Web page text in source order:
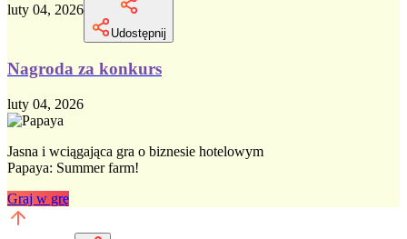
luty 04, 2026
Udostępnij
Nagroda za konkurs
luty 04, 2026
Jasna i wciągająca gra o biznesie hotelowym
Papaya: Summer farm!
Graj w grę